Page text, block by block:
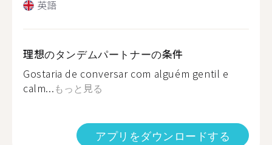
英語
理想のタンデムパートナーの条件
Gostaria de conversar com alguém gentil e
calm...もっと見る
アプリをダウンロードする